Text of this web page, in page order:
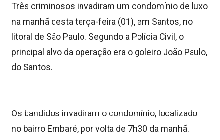
Três criminosos invadiram um condomínio de luxo
na manhã desta terça-feira (01), em Santos, no
litoral de São Paulo. Segundo a Polícia Civil, o
principal alvo da operação era o goleiro João Paulo,
do Santos.
Os bandidos invadiram o condomínio, localizado
no bairro Embaré, por volta de 7h30 da manhã.